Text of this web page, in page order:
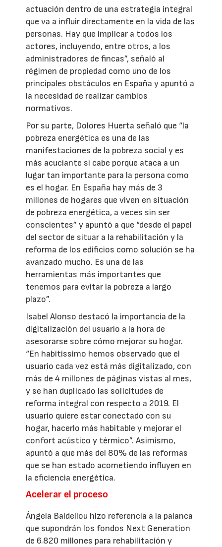
actuación dentro de una estrategia integral
que va a influir directamente en la vida de las
personas. Hay que implicar a todos los
actores, incluyendo, entre otros, a los
administradores de fincas”, señaló al
régimen de propiedad como uno de los
principales obstáculos en España y apuntó a
la necesidad de realizar cambios
normativos.
Por su parte, Dolores Huerta señaló que “la
pobreza energética es una de las
manifestaciones de la pobreza social y es
más acuciante si cabe porque ataca a un
lugar tan importante para la persona como
es el hogar. En España hay más de 3
millones de hogares que viven en situación
de pobreza energética, a veces sin ser
conscientes” y apuntó a que “desde el papel
del sector de situar a la rehabilitación y la
reforma de los edificios como solución se ha
avanzado mucho. Es una de las
herramientas más importantes que
tenemos para evitar la pobreza a largo
plazo”.
Isabel Alonso destacó la importancia de la
digitalización del usuario a la hora de
asesorarse sobre cómo mejorar su hogar.
“En habitissimo hemos observado que el
usuario cada vez está más digitalizado, con
más de 4 millones de páginas vistas al mes,
y se han duplicado las solicitudes de
reforma integral con respecto a 2019. El
usuario quiere estar conectado con su
hogar, hacerlo más habitable y mejorar el
confort acústico y térmico”. Asimismo,
apuntó a que más del 80% de las reformas
que se han estado acometiendo influyen en
la eficiencia energética.
Acelerar el proceso
Ángela Baldellou hizo referencia a la palanca
que supondrán los fondos Next Generation
de 6.820 millones para rehabilitación y